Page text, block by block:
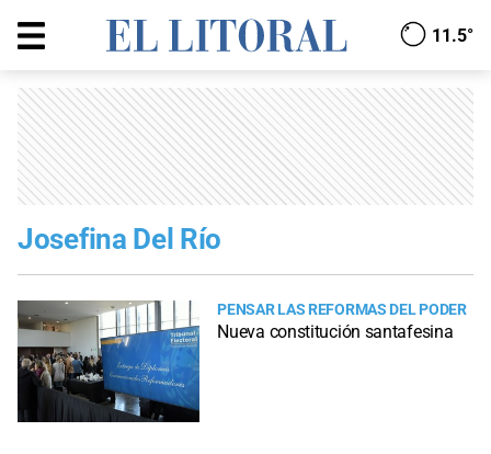
11.5°
Josefina Del Río
PENSAR LAS REFORMAS DEL PODER
Nueva constitución santafesina